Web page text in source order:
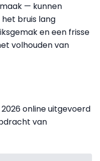
— kunnen
bruis lang
en een frisse
volhouden van
online uitgevoerd
van